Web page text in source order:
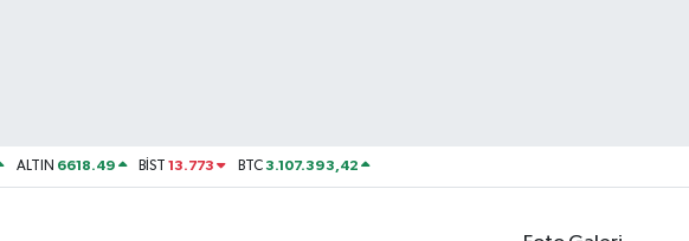
ALTIN 6618.49 BİST13.773 BTC3.107.393,42